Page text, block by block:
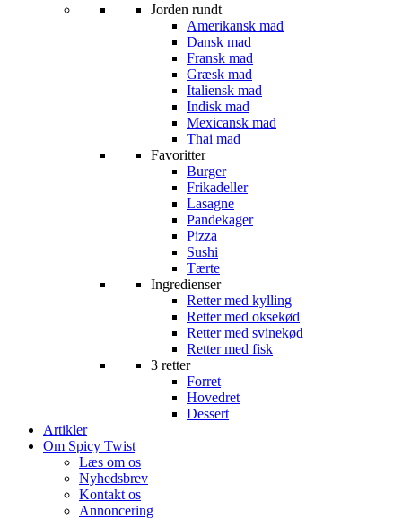
Jorden rundt
Amerikansk mad
Dansk mad
Fransk mad
Græsk mad
Italiensk mad
Indisk mad
Mexicansk mad
Thai mad
Favoritter
Burger
Frikadeller
Lasagne
Pandekager
Pizza
Sushi
Tærte
Ingredienser
Retter med kylling
Retter med oksekød
Retter med svinekød
Retter med fisk
3 retter
Forret
Hovedret
Dessert
Artikler
Om Spicy Twist
Læs om os
Nyhedsbrev
Kontakt os
Annoncering